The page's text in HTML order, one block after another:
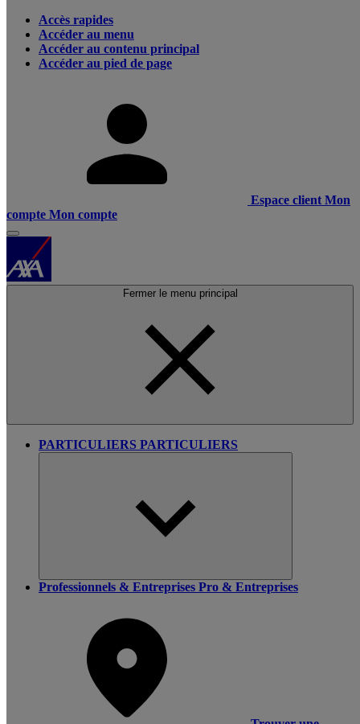
Accès rapides
Accéder au menu
Accéder au contenu principal
Accéder au pied de page
Espace client Mon
compte Mon compte
Fermer le menu principal
PARTICULIERS PARTICULIERS
Professionnels & Entreprises Pro & Entreprises